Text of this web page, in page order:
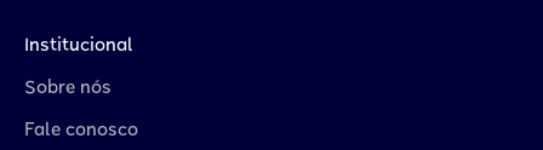
Institucional
Sobre nós
Fale conosco